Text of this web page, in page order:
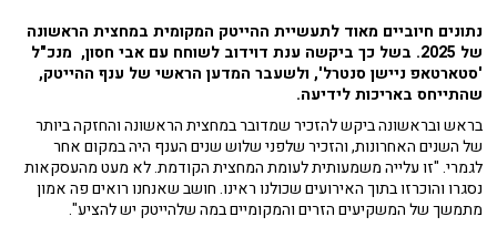
נתונים חיוביים מאוד לתעשיית ההייטק המקומית במחצית הראשונה
של 2025. בשל כך ביקשה ענת דוידוב לשוחח עם אבי חסון, מנכ"ל
'סטארטאפ ניישן סנטרל', ולשעבר המדען הראשי של ענף ההייטק,
שהתייחס באריכות לידיעה.
בראש ובראשונה ביקש להזכיר שמדובר במחצית הראשונה והחזקה ביותר
של השנים האחרונות, והזכיר שלפני שלוש שנים הענף היה במקום אחר
לגמרי. "זו עלייה משמעותית לעומת המחצית הקודמת. לא מעט מהעסקאות
נסגרו והוכרזו בתוך האירועים שכולנו ראינו. חושב שאנחנו רואים פה אמון
מתמשך של המשקיעים הזרים והמקומיים במה שלהייטק יש להציע".